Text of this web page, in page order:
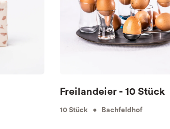
Freilandeier - 10 Stück
10 Stück • Bachfeldhof